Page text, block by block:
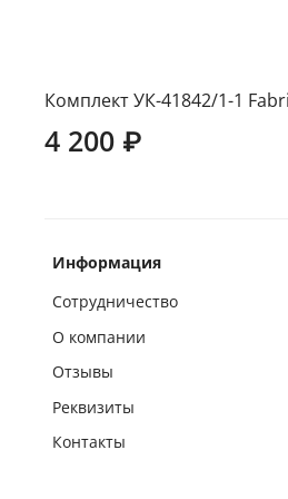
Комплект УК-41842/1-1
4 200 ₽
Информация
Сотрудничество
О компании
Отзывы
Реквизиты
Контакты